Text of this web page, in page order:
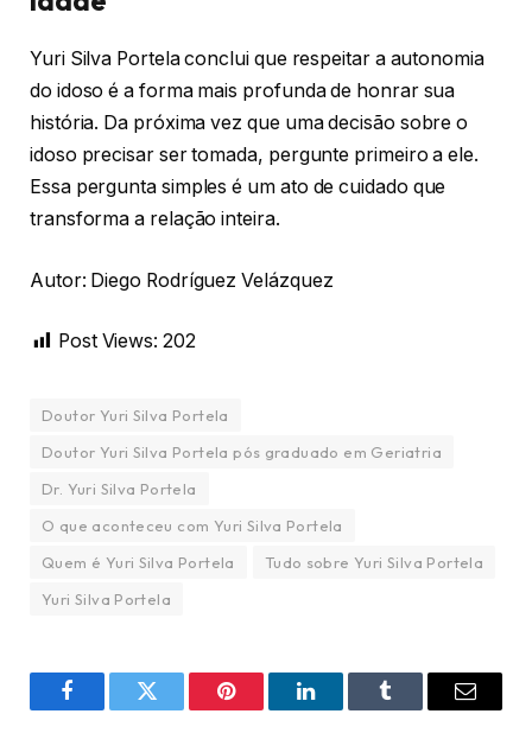
Yuri Silva Portela conclui que respeitar a autonomia
do idoso é a forma mais profunda de honrar sua
história. Da próxima vez que uma decisão sobre o
idoso precisar ser tomada, pergunte primeiro a ele.
Essa pergunta simples é um ato de cuidado que
transforma a relação inteira.
Autor: Diego Rodríguez Velázquez
Post Views: 202
Doutor Yuri Silva Portela
Doutor Yuri Silva Portela pós graduado em Geriatria
Dr. Yuri Silva Portela
O que aconteceu com Yuri Silva Portela
Quem é Yuri Silva Portela
Tudo sobre Yuri Silva Portela
Yuri Silva Portela
FacebookTwitter Pinterest LinkedInTumblr Email